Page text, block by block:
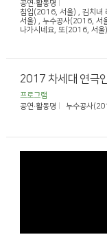
공연·활동명
침입(2016, 서울) , 김치녀
서울) , 누수공사(2016, 서
나가시네요, 또(2016, 서울)
2017 차세대 연극
프로그램
공연·활동명
누수공사